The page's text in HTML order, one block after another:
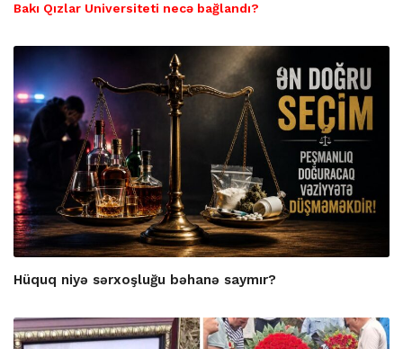
Bakı Qızlar Universiteti necə bağlandı?
Hüquq niyə sərxoşluğu bəhanə saymır?